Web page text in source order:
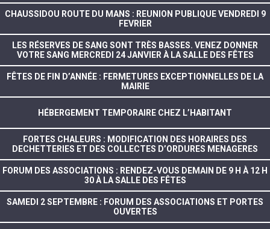
CHAUSSIDOU ROUTE DU MANS : REUNION PUBLIQUE VENDREDI 9
FEVRIER
LES RÉSERVES DE SANG SONT TRÈS BASSES. VENEZ DONNER
VOTRE SANG MERCREDI 24 JANVIER À LA SALLE DES FÊTES
FÊTES DE FIN D’ANNÉE : FERMETURES EXCEPTIONNELLES DE LA
MAIRIE
HÉBERGEMENT TEMPORAIRE CHEZ L’HABITANT
FORTES CHALEURS : MODIFICATION DES HORAIRES DES
DECHETTERIES ET DES COLLECTES D’ORDURES MENAGERES
FORUM DES ASSOCIATIONS : RENDEZ-VOUS DEMAIN DE 9 H À 12 H
30 À LA SALLE DES FÊTES
SAMEDI 2 SEPTEMBRE : FORUM DES ASSOCIATIONS ET PORTES
OUVERTES